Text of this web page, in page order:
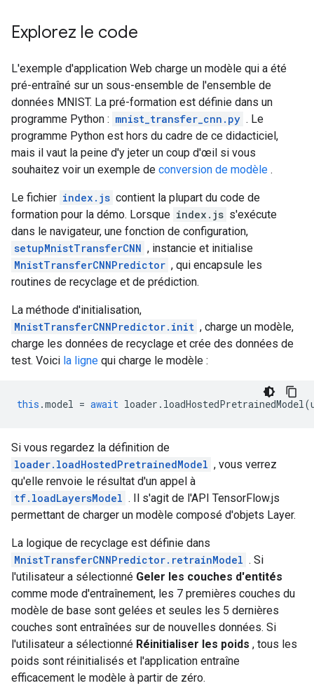
Explorez le code
L'exemple d'application Web charge un modèle qui a été
pré-entraîné sur un sous-ensemble de l'ensemble de
données MNIST. La pré-formation est définie dans un
programme Python : mnist_transfer_cnn.py . Le
programme Python est hors du cadre de ce didacticiel,
mais il vaut la peine d'y jeter un coup d'œil si vous
souhaitez voir un exemple de conversion de modèle .
Le fichier index.js contient la plupart du code de
formation pour la démo. Lorsque index.js s'exécute
dans le navigateur, une fonction de configuration,
setupMnistTransferCNN , instancie et initialise
MnistTransferCNNPredictor , qui encapsule les
routines de recyclage et de prédiction.
La méthode d'initialisation,
MnistTransferCNNPredictor.init , charge un modèle,
charge les données de recyclage et crée des données de
test. Voici la ligne qui charge le modèle :
this .model = await loader . loadHostedPretrainedModel(
Si vous regardez la définition de
loader.loadHostedPretrainedModel , vous verrez
qu'elle renvoie le résultat d'un appel à
tf.loadLayersModel . Il s'agit de l'API TensorFlow.js
permettant de charger un modèle composé d'objets Layer.
La logique de recyclage est définie dans
MnistTransferCNNPredictor.retrainModel . Si
l'utilisateur a sélectionné Geler les couches d'entités
comme mode d'entraînement, les 7 premières couches du
modèle de base sont gelées et seules les 5 dernières
couches sont entraînées sur de nouvelles données. Si
l'utilisateur a sélectionné Réinitialiser les poids , tous les
poids sont réinitialisés et l'application entraîne
efficacement le modèle à partir de zéro.